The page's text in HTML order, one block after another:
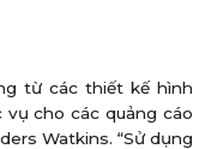
từ các thiết kế hình
cho các quảng cáo
Watkins. “Sử dụng